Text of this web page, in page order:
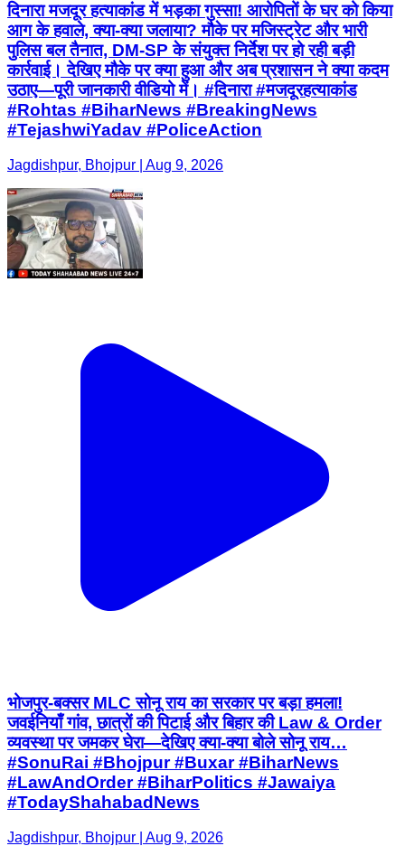
दिनारा मजदूर हत्याकांड में भड़का गुस्सा! आरोपितों के घर को किया
आग के हवाले, क्या-क्या जलाया? मौके पर मजिस्ट्रेट और भारी
पुलिस बल तैनात, DM-SP के संयुक्त निर्देश पर हो रही बड़ी
कार्रवाई। देखिए मौके पर क्या हुआ और अब प्रशासन ने क्या कदम
उठाए—पूरी जानकारी वीडियो में। #दिनारा #मजदूरहत्याकांड
#Rohtas #BiharNews #BreakingNews
#TejashwiYadav #PoliceAction
Jagdishpur, Bhojpur | Aug 9, 2026
भोजपुर-बक्सर MLC सोनू राय का सरकार पर बड़ा हमला!
जवईनियाँ गांव, छात्रों की पिटाई और बिहार की Law & Order
व्यवस्था पर जमकर घेरा—देखिए क्या-क्या बोले सोनू राय…
#SonuRai #Bhojpur #Buxar #BiharNews
#LawAndOrder #BiharPolitics #Jawaiya
#TodayShahabadNews
Jagdishpur, Bhojpur | Aug 9, 2026